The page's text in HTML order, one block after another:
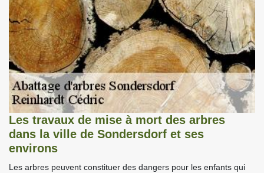
Les travaux de mise à mort des arbres
dans la ville de Sondersdorf et ses
environs
Les arbres peuvent constituer des dangers pour les enfants qui